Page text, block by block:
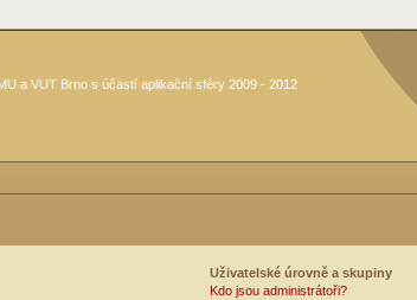
a VUT Brno s účastí aplikační sféry 2009 - 2012
Uživatelské úrovně a skupiny
Kdo jsou administrátoři?